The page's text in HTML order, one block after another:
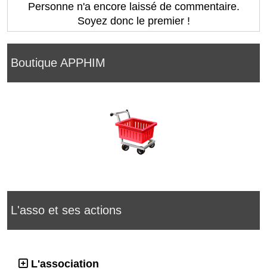
Boutique APPHIM
L'asso et ses actions
L'association
Personne n'a encore laissé de commentaire.
Soyez donc le premier !